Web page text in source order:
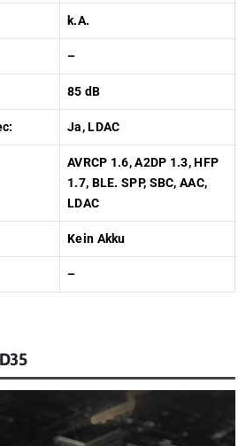
k.A.
–
85 dB
Ja, LDAC
AVRCP 1.6, A2DP 1.3, HFP
1.7, BLE. SPP, SBC, AAC,
LDAC
Kein Akku
–